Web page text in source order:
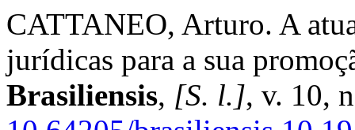
CATTANEO, Arturo. A
jurídicas para a sua
Brasiliensis, [S. l.], v. 10,